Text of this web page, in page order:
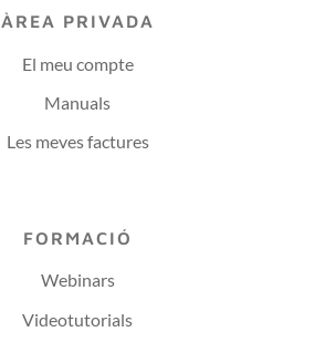
ÀREA PRIVADA
El meu compte
Manuals
Les meves factures
FORMACIÓ
Webinars
Videotutorials